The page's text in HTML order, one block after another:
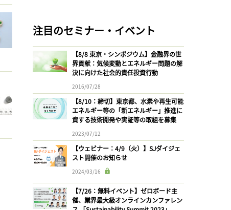
注目のセミナー・イベント
【8/8 東京・シンポジウム】金融界の世
界貢献：気候変動とエネルギー問題の解
決に向けた社会的責任投資行動
2016/07/28
【8/10：締切】東京都、水素や再生可能
エネルギー等の「新エネルギー」推進に
資する技術開発や実証等の取組を募集
2023/07/12
【ウェビナー：4/9（火）】SJダイジェ
スト開催のお知らせ
2024/03/16
【7/26：無料イベント】ゼロボード主
催、業界最大級オンラインカンファレン